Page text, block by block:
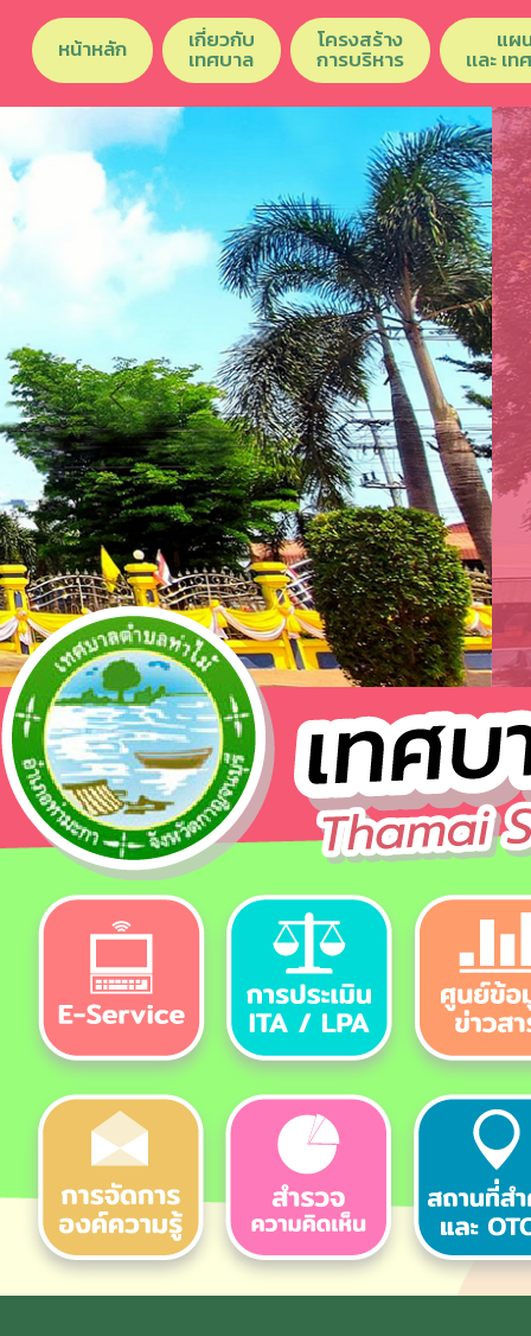
หน้าหลัก เกี่ยวกับ
เทศบาล
โครงสร้าง
การบริหาร
แผ
เเละ
Previous